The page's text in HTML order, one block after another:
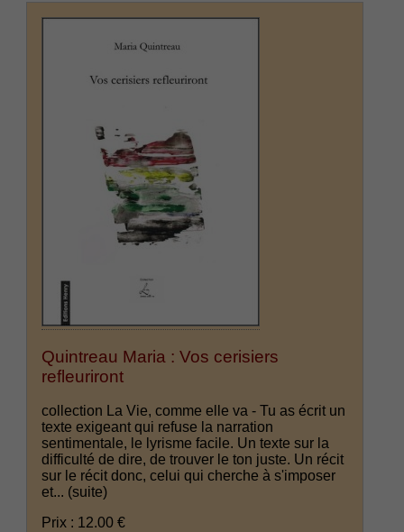
Quintreau Maria : Vos cerisiers
refleuriront
collection La Vie, comme elle va - Tu as écrit un
texte exigeant qui refuse la narration
sentimentale, le lyrisme facile. Un texte sur la
difficulté de dire, de trouver le ton juste. Un récit
sur le récit donc, celui qui cherche à s'imposer
et... (suite)
Prix : 12.00 €